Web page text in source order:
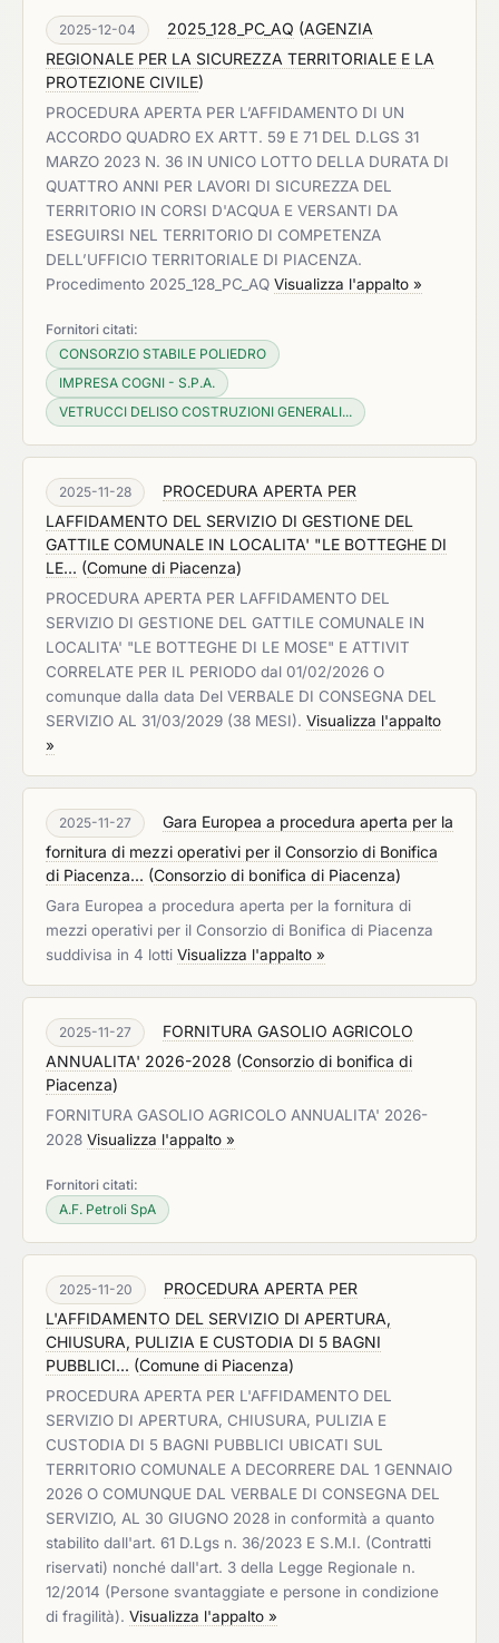
2025-12-04 2025_128_PC_AQ (AGENZIA
REGIONALE PER LA SICUREZZA TERRITORIALE E LA
PROTEZIONE CIVILE)
PROCEDURA APERTA PER L’AFFIDAMENTO DI UN
ACCORDO QUADRO EX ARTT. 59 E 71 DEL D.LGS 31
MARZO 2023 N. 36 IN UNICO LOTTO DELLA DURATA DI
QUATTRO ANNI PER LAVORI DI SICUREZZA DEL
TERRITORIO IN CORSI D'ACQUA E VERSANTI DA
ESEGUIRSI NEL TERRITORIO DI COMPETENZA
DELL’UFFICIO TERRITORIALE DI PIACENZA.
Procedimento 2025_128_PC_AQ Visualizza l'appalto »
Fornitori citati:
CONSORZIO STABILE POLIEDRO
IMPRESA COGNI - S.P.A.
VETRUCCI DELISO COSTRUZIONI GENERALI...
2025-11-28
PROCEDURA APERTA PER
LAFFIDAMENTO DEL SERVIZIO DI GESTIONE DEL
GATTILE COMUNALE IN LOCALITA' "LE BOTTEGHE DI
LE... (Comune di Piacenza)
PROCEDURA APERTA PER LAFFIDAMENTO DEL
SERVIZIO DI GESTIONE DEL GATTILE COMUNALE IN
LOCALITA' "LE BOTTEGHE DI LE MOSE" E ATTIVIT
CORRELATE PER IL PERIODO dal 01/02/2026 O
comunque dalla data Del VERBALE DI CONSEGNA DEL
SERVIZIO AL 31/03/2029 (38 MESI). Visualizza l'appalto
»
2025-11-27
Gara Europea a procedura aperta per la
fornitura di mezzi operativi per il Consorzio di Bonifica
di Piacenza... (Consorzio di bonifica di Piacenza)
Gara Europea a procedura aperta per la fornitura di
mezzi operativi per il Consorzio di Bonifica di Piacenza
suddivisa in 4 lotti Visualizza l'appalto »
2025-11-27
FORNITURA GASOLIO AGRICOLO
ANNUALITA' 2026-2028 (Consorzio di bonifica di
Piacenza)
FORNITURA GASOLIO AGRICOLO ANNUALITA' 2026-
2028 Visualizza l'appalto »
Fornitori citati:
A.F. Petroli SpA
2025-11-20
PROCEDURA APERTA PER
L'AFFIDAMENTO DEL SERVIZIO DI APERTURA,
CHIUSURA, PULIZIA E CUSTODIA DI 5 BAGNI
PUBBLICI... (Comune di Piacenza)
PROCEDURA APERTA PER L'AFFIDAMENTO DEL
SERVIZIO DI APERTURA, CHIUSURA, PULIZIA E
CUSTODIA DI 5 BAGNI PUBBLICI UBICATI SUL
TERRITORIO COMUNALE A DECORRERE DAL 1 GENNAIO
2026 O COMUNQUE DAL VERBALE DI CONSEGNA DEL
SERVIZIO, AL 30 GIUGNO 2028 in conformità a quanto
stabilito dall'art. 61 D.Lgs n. 36/2023 E S.M.I. (Contratti
riservati) nonché dall'art. 3 della Legge Regionale n.
12/2014 (Persone svantaggiate e persone in condizione
di fragilità). Visualizza l'appalto »